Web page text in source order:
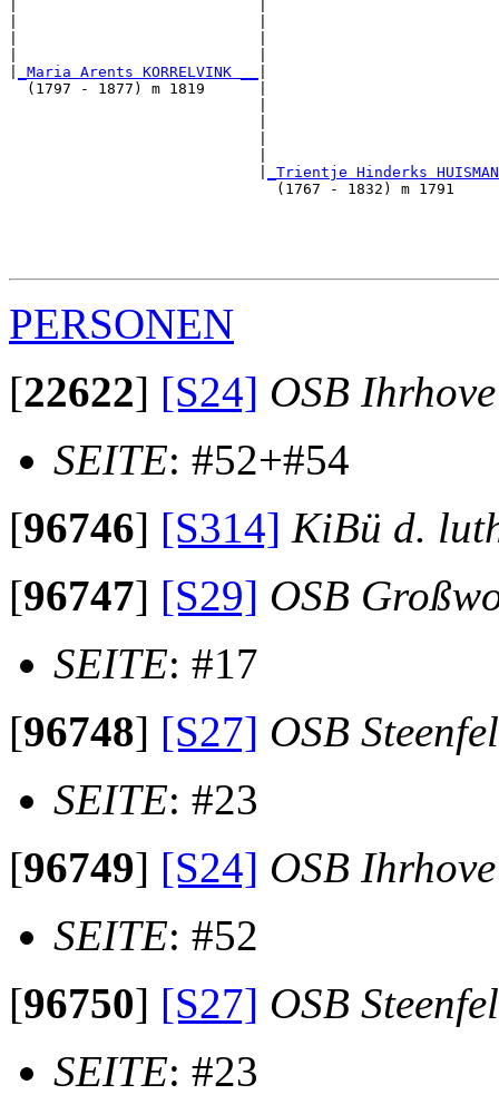
_Maria Arents KORRELVINK __
  (1797 - 1877) m 1819      |
_Trientje Hinderks
(1767 - 1832) m 1791
PERSONEN
[22622] [S24] OSB Ihrhove
SEITE: #52+#54
[96746] [S314] KiBü d.
[96747] [S29] OSB
SEITE: #17
[96748] [S27] OSB
SEITE: #23
[96749] [S24] OSB Ihrhove
SEITE: #52
[96750] [S27] OSB
SEITE: #23